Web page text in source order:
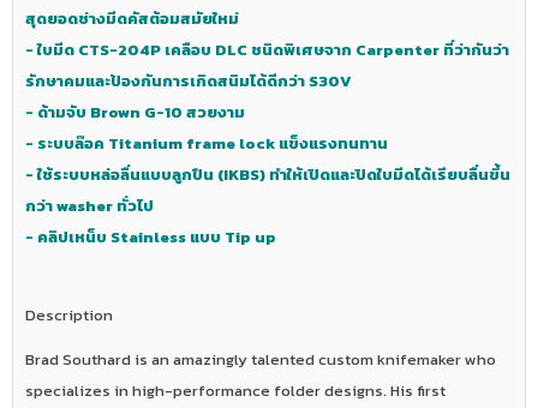
สุดยอดช่างมีดคัสต้อมสมัยใหม่
- ใบมีด CTS-204P เคลือบ DLC ชนิดพิเศษจาก Carpenter ที่ว่ากันว่า
รักษาคมและป้องกันการเกิดสนิมได้ดีกว่า S30V
- ด้ามจับ Brown G-10 สวยงาม
- ระบบล๊อค Titanium frame lock แข็งแรงทนทาน
- ใช้ระบบหล่อลื่นแบบลูกปืน (IKBS) ทำให้เปิดและปิดใบมีดได้เรียบลื่นขึ้น
กว่า washer ทั่วไป
- คลิปเหน็บ Stainless แบบ Tip up
Description
Brad Southard is an amazingly talented custom knifemaker who
specializes in high-performance folder designs. His first